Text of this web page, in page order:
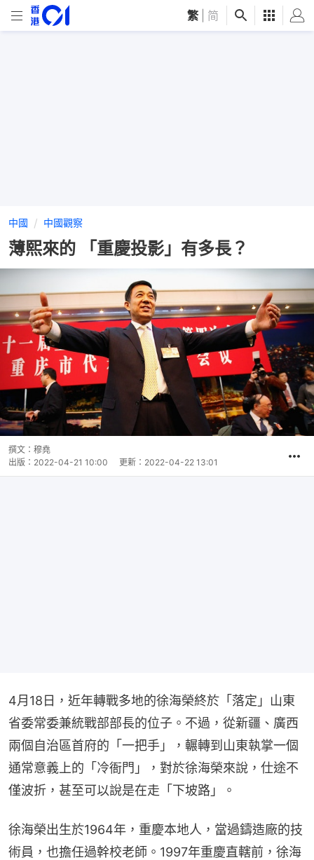
繁 简
中國 中國觀察
薄熙來的 「重慶投影」有多長？
撰文： 穆堯
出版： 2022-04-21 10:00 更新： 2022-04-22 13:01
4月18日，近年轉戰多地的徐海榮終於「落定」山東
省委常委兼統戰部部長的位子。不過，從新疆、廣西
兩個自治區首府的「一把手」，輾轉到山東執掌一個
通常意義上的「冷衙門」，對於徐海榮來說，仕途不
僅波折，甚至可以說是在走「下坡路」。
徐海榮出生於1964年，重慶本地人，當過鑄造廠的技
術員，也擔任過幹校老師。1997年重慶直轄前，徐海